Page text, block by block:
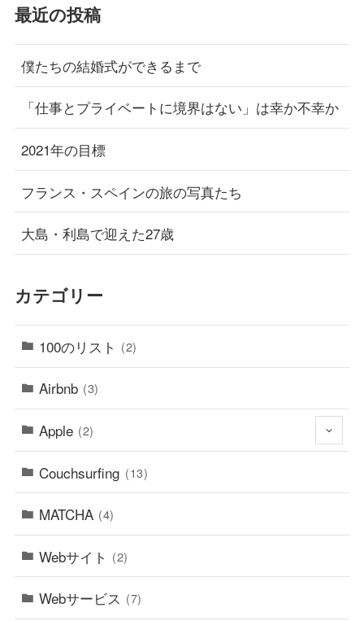
最近の投稿
僕たちの結婚式ができるまで
「仕事とプライベートに境界はない」は幸か不幸か
2021年の目標
フランス・スペインの旅の写真たち
大島・利島で迎えた27歳
カテゴリー
100のリスト (2)
Airbnb (3)
Apple (2)
Couchsurfing (13)
MATCHA (4)
Webサイト (2)
Webサービス (7)